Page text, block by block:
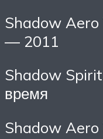
Shadow
— 2011
Shadow
время
Shadow